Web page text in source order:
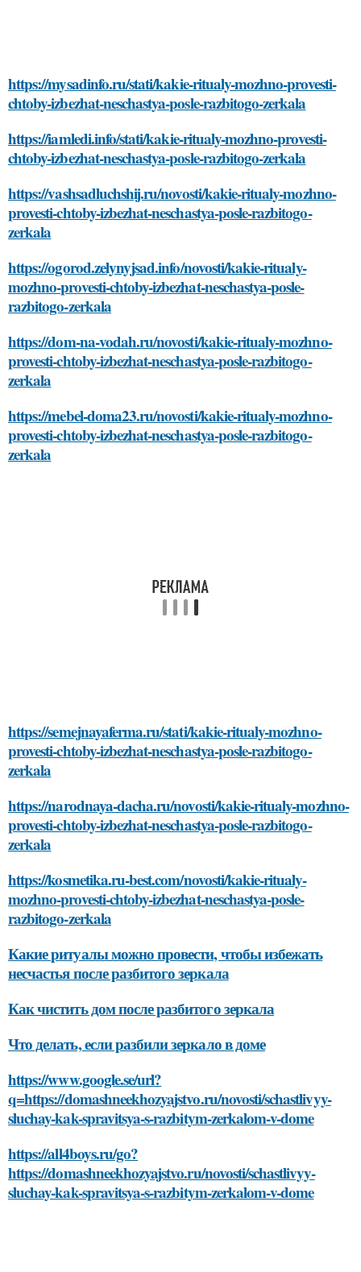
https://mysadinfo.ru/stati/kakie-ritualy-mozhno-provesti-
chtoby-izbezhat-neschastya-posle-razbitogo-zerkala
https://iamledi.info/stati/kakie-ritualy-mozhno-provesti-
chtoby-izbezhat-neschastya-posle-razbitogo-zerkala
https://vashsadluchshij.ru/novosti/kakie-ritualy-mozhno-
provesti-chtoby-izbezhat-neschastya-posle-razbitogo-
zerkala
https://ogorod.zelynyjsad.info/novosti/kakie-ritualy-
mozhno-provesti-chtoby-izbezhat-neschastya-posle-
razbitogo-zerkala
https://dom-na-vodah.ru/novosti/kakie-ritualy-mozhno-
provesti-chtoby-izbezhat-neschastya-posle-razbitogo-
zerkala
https://mebel-doma23.ru/novosti/kakie-ritualy-mozhno-
provesti-chtoby-izbezhat-neschastya-posle-razbitogo-
zerkala
https://semejnayaferma.ru/stati/kakie-ritualy-mozhno-
provesti-chtoby-izbezhat-neschastya-posle-razbitogo-
zerkala
https://narodnaya-dacha.ru/novosti/kakie-ritualy-mozhno-
provesti-chtoby-izbezhat-neschastya-posle-razbitogo-
zerkala
https://kosmetika.ru-best.com/novosti/kakie-ritualy-
mozhno-provesti-chtoby-izbezhat-neschastya-posle-
razbitogo-zerkala
Какие ритуалы можно провести, чтобы избежать
несчастья после разбитого зеркала
Как чистить дом после разбитого зеркала
Что делать, если разбили зеркало в доме
https://www.google.se/url?
q=https://domashneekhozyajstvo.ru/novosti/schastlivyy-
sluchay-kak-spravitsya-s-razbitym-zerkalom-v-dome
https://all4boys.ru/go?
https://domashneekhozyajstvo.ru/novosti/schastlivyy-
sluchay-kak-spravitsya-s-razbitym-zerkalom-v-dome